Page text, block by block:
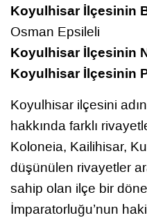
Koyulhisar İlçesinin
Osman Epsileli
Koyulhisar İlçesinin
Koyulhisar İlçesinin
Koyulhisar ilçesini
hakkında farklı
Koloneia, Kailihisar,
düşünülen rivayetler
sahip olan ilçe bir
İmparatorluğu’nun